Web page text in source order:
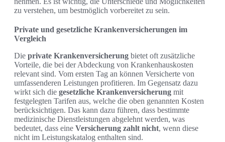
zu verstehen, um bestmöglich vorbereitet zu sein.
Private und gesetzliche Krankenversicherungen im
Vergleich
Die private Krankenversicherung bietet oft zusätzliche
Vorteile, die bei der Abdeckung von Krankenhauskosten
relevant sind. Vom ersten Tag an können Versicherte von
umfassenderen Leistungen profitieren. Im Gegensatz dazu
wirkt sich die gesetzliche Krankenversicherung mit
festgelegten Tarifen aus, welche die oben genannten Kosten
berücksichtigen. Das kann dazu führen, dass bestimmte
medizinische Dienstleistungen abgelehnt werden, was
bedeutet, dass eine Versicherung zahlt nicht, wenn diese
nicht im Leistungskatalog enthalten sind.